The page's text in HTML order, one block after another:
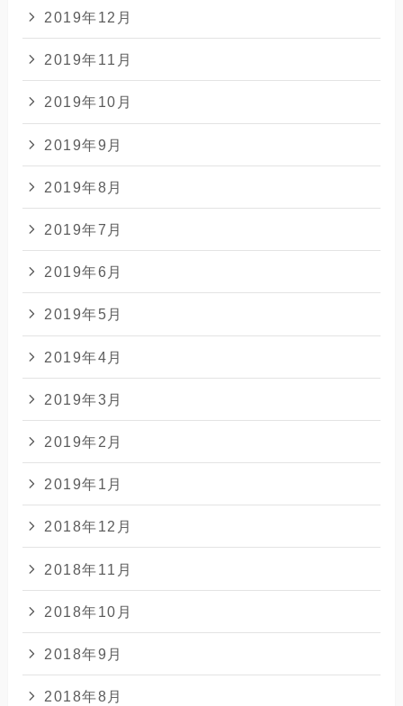
2019年12月
2019年11月
2019年10月
2019年9月
2019年8月
2019年7月
2019年6月
2019年5月
2019年4月
2019年3月
2019年2月
2019年1月
2018年12月
2018年11月
2018年10月
2018年9月
2018年8月